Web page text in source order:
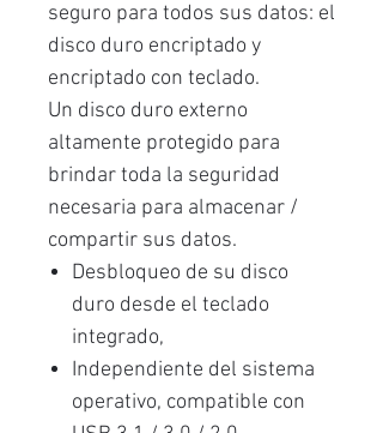
seguro para todos sus datos: el
disco duro encriptado y
encriptado con teclado.
Un disco duro externo
altamente protegido para
brindar toda la seguridad
necesaria para almacenar /
compartir sus datos.
Desbloqueo de su disco
duro desde el teclado
integrado,
Independiente del sistema
operativo, compatible con